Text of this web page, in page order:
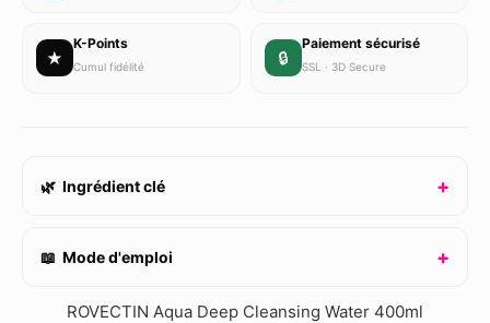
★
K-Points
Cumul fidélité 🔒
Paiement sécurisé
SSL · 3D Secure
🌿 Ingrédient clé
📖 Mode d'emploi
ROVECTIN Aqua Deep Cleansing Water 400ml